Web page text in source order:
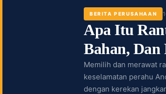
BERITA PERUSAHAAN
Apa Itu
Bahan, Dan
Memilih dan merawat
keselamatan perahu
dengan kerekan